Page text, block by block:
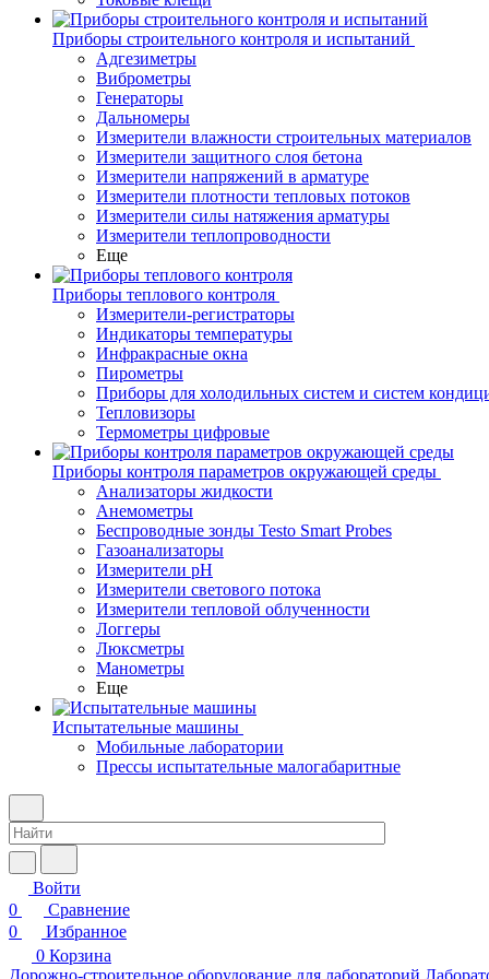
Приборы строительного контроля и испытаний
Адгезиметры
Виброметры
Генераторы
Дальномеры
Измерители влажности строительных материалов
Измерители защитного слоя бетона
Измерители напряжений в арматуре
Измерители плотности тепловых потоков
Измерители силы натяжения арматуры
Измерители теплопроводности
Еще
Приборы теплового контроля
Измерители-регистраторы
Индикаторы температуры
Инфракрасные окна
Пирометры
Приборы для холодильных систем и систем
Тепловизоры
Термометры цифровые
Приборы контроля параметров окружающей среды
Анализаторы жидкости
Анемометры
Беспроводные зонды Testo Smart Probes
Газоанализаторы
Измерители pH
Измерители светового потока
Измерители тепловой облученности
Логгеры
Люксметры
Манометры
Еще
Испытательные машины
Мобильные лаборатории
Прессы испытательные малогабаритные
Войти
0
Сравнение
0
Избранное
0 Корзина
Дорожно-строительное оборудование для лабораторий